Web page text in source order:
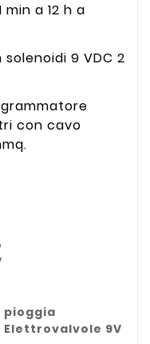
a 12 h a
9 VDC 2
con cavo
pioggia
9V